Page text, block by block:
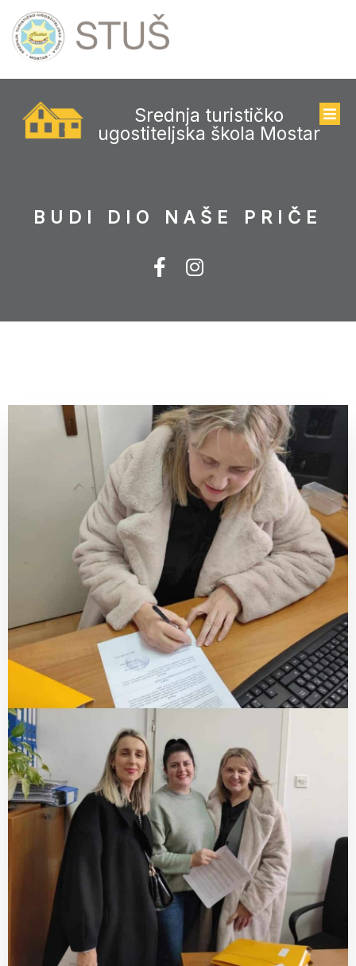
Srednja turističko
ugostiteljska škola Mostar
BUDI DIO NAŠE PRIČE